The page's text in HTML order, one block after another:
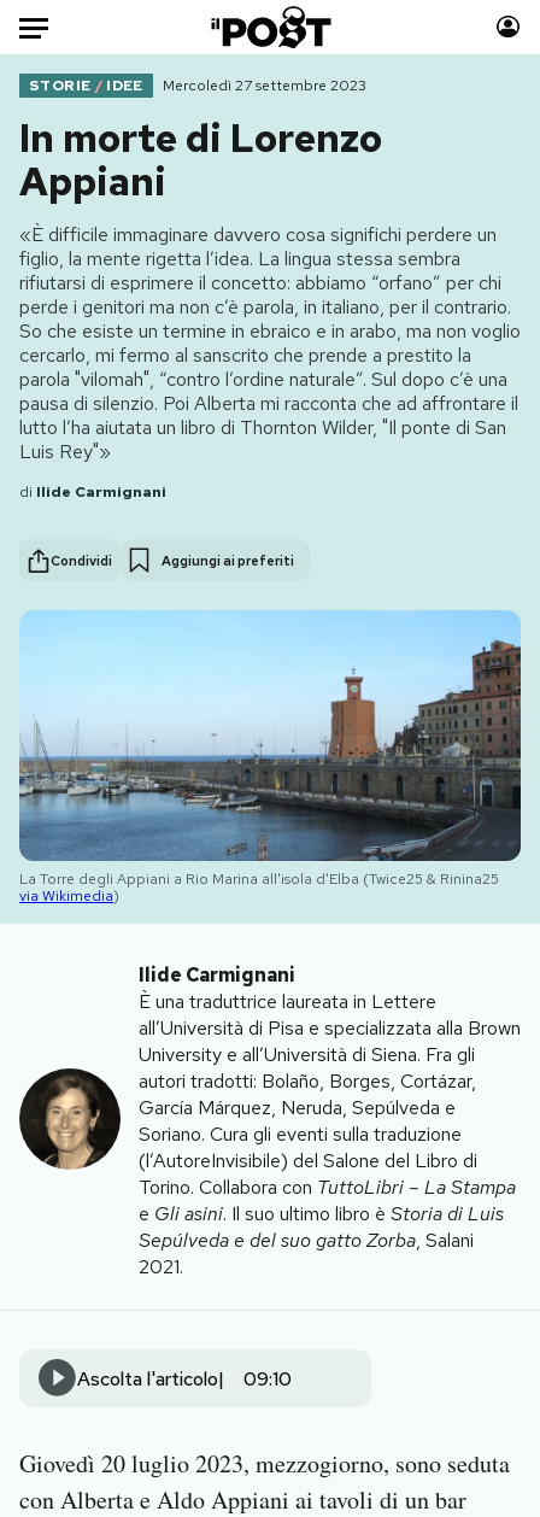
Auto
HOME
Italia
Mondo
Politica
Tecnologia
Internet
Scienza
Cultura
Economia
Libri
Consumismi
Storie/Idee
Ok Boomer!
Media
Europa
I MIEI PREFERITI
SHOP
CALENDARIO
AREA PERSONALE
Area Personale
Newsletter
Notifiche mobile
Regala il Post
Hai bisogno di aiuto?
STORIE / IDEE Mercoledì 27 settembre 2023
In morte di Lorenzo
Appiani
«È difficile immaginare davvero cosa significhi perdere un
figlio, la mente rigetta l’idea. La lingua stessa sembra
rifiutarsi di esprimere il concetto: abbiamo “orfano” per chi
perde i genitori ma non c’è parola, in italiano, per il contrario.
So che esiste un termine in ebraico e in arabo, ma non voglio
cercarlo, mi fermo al sanscrito che prende a prestito la
parola "vilomah", “contro l’ordine naturale”. Sul dopo c’è una
pausa di silenzio. Poi Alberta mi racconta che ad affrontare il
lutto l’ha aiutata un libro di Thornton Wilder, "Il ponte di San
Luis Rey"»
di Ilide Carmignani
Condividi Aggiungi ai preferiti
La Torre degli Appiani a Rio Marina all'isola d'Elba (Twice25 & Rinina25
via Wikimedia)
Ilide Carmignani
È una traduttrice laureata in Lettere
all’Università di Pisa e specializzata alla Brown
University e all’Università di Siena. Fra gli
autori tradotti: Bolaño, Borges, Cortázar,
García Márquez, Neruda, Sepúlveda e
Soriano. Cura gli eventi sulla traduzione
(l’AutoreInvisibile) del Salone del Libro di
Torino. Collabora con TuttoLibri – La Stampa
e Gli asini. Il suo ultimo libro è Storia di Luis
Sepúlveda e del suo gatto Zorba, Salani
2021.
Ascolta l'articolo 09:10
Giovedì 20 luglio 2023, mezzogiorno, sono seduta
con Alberta e Aldo Appiani ai tavoli di un bar